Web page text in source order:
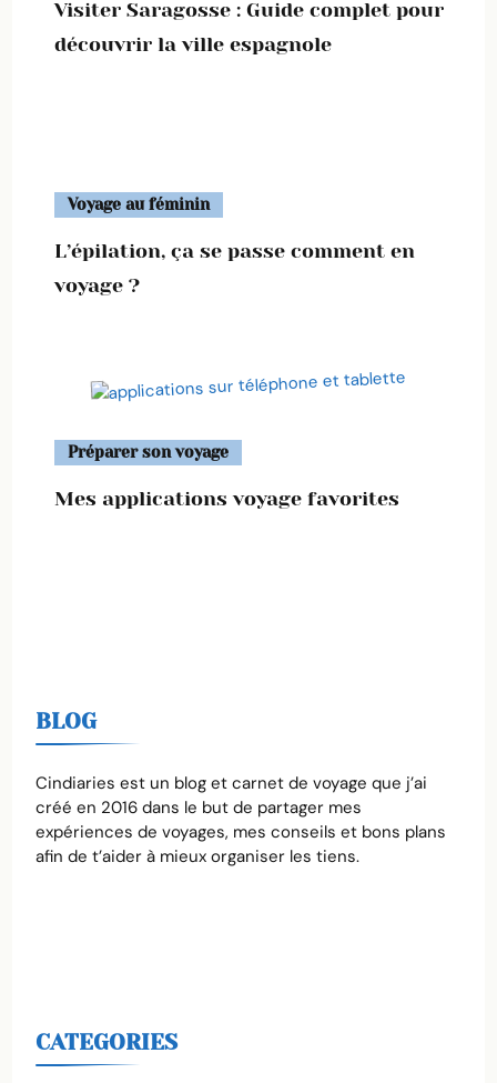
Visiter Saragosse : Guide complet pour
découvrir la ville espagnole
Voyage au féminin
L’épilation, ça se passe comment en
voyage ?
Préparer son voyage
Mes applications voyage favorites
BLOG
Cindiaries est un blog et carnet de voyage que j’ai
créé en 2016 dans le but de partager mes
expériences de voyages, mes conseils et bons plans
afin de t’aider à mieux organiser les tiens.
CATEGORIES